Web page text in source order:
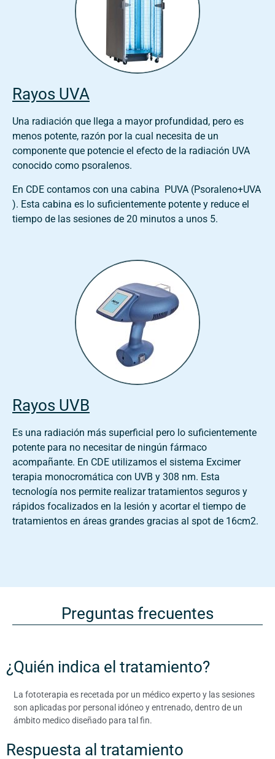
Rayos UVA
Una radiación que llega a mayor profundidad, pero es
menos potente, razón por la cual necesita de un
componente que potencie el efecto de la radiación UVA
conocido como psoralenos.
En CDE contamos con una cabina PUVA (Psoraleno+UVA
). Esta cabina es lo suficientemente potente y reduce el
tiempo de las sesiones de 20 minutos a unos 5.
Rayos UVB
Es una radiación más superficial pero lo suficientemente
potente para no necesitar de ningún fármaco
acompañante. En CDE utilizamos el sistema Excimer
terapia monocromática con UVB y 308 nm. Esta
tecnología nos permite realizar tratamientos seguros y
rápidos focalizados en la lesión y acortar el tiempo de
tratamientos en áreas grandes gracias al spot de 16cm2.
Preguntas frecuentes
¿Quién indica el tratamiento?
La fototerapia es recetada por un médico experto y las sesiones
son aplicadas por personal idóneo y entrenado, dentro de un
ámbito medico diseñado para tal fin.
Respuesta al tratamiento